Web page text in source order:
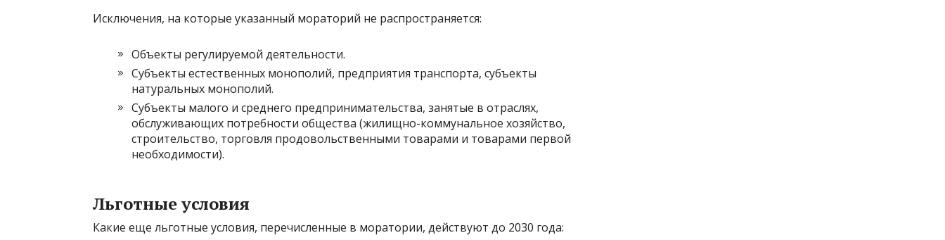
Исключения, на которые указанный мораторий не распространяется:
Объекты регулируемой деятельности.
Субъекты естественных монополий, предприятия транспорта, субъекты
натуральных монополий.
Субъекты малого и среднего предпринимательства, занятые в отраслях,
обслуживающих потребности общества (жилищно-коммунальное хозяйство,
строительство, торговля продовольственными товарами и товарами первой
необходимости).
Льготные условия
Какие еще льготные условия, перечисленные в моратории, действуют до 2030 года: